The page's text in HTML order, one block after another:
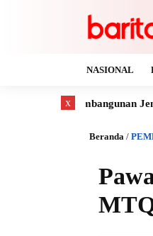
NASIONAL
Jembatan
Beranda /
x